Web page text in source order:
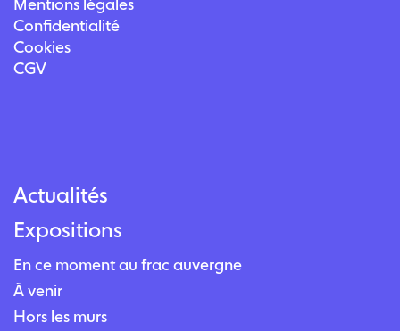
Mentions légales
Confidentialité
Cookies
CGV
Actualités
Expositions
En ce moment au frac auvergne
À venir
Hors les murs